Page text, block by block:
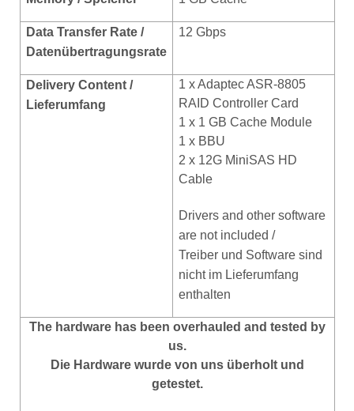
Data Transfer Rate /
Datenübertragungsrate
12 Gbps
Delivery Content /
Lieferumfang
1 x Adaptec ASR-8805
RAID Controller Card
1 x 1 GB Cache Module
1 x BBU
2 x 12G MiniSAS HD
Cable
Drivers and other software
are not included /
Treiber und Software sind
nicht im Lieferumfang
enthalten
The hardware has been overhauled and tested by
us.
Die Hardware wurde von uns überholt und
getestet.